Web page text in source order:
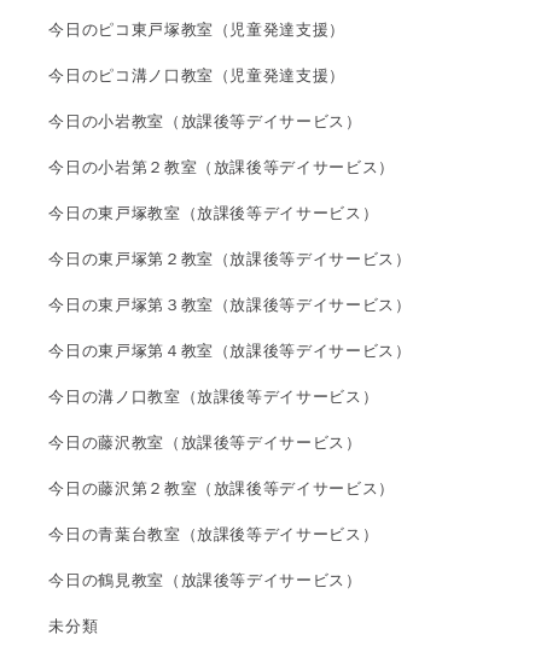
今日のピコ東戸塚教室（児童発達支援）
今日のピコ溝ノ口教室（児童発達支援）
今日の小岩教室（放課後等デイサービス）
今日の小岩第２教室（放課後等デイサービス）
今日の東戸塚教室（放課後等デイサービス）
今日の東戸塚第２教室（放課後等デイサービス）
今日の東戸塚第３教室（放課後等デイサービス）
今日の東戸塚第４教室（放課後等デイサービス）
今日の溝ノ口教室（放課後等デイサービス）
今日の藤沢教室（放課後等デイサービス）
今日の藤沢第２教室（放課後等デイサービス）
今日の青葉台教室（放課後等デイサービス）
今日の鶴見教室（放課後等デイサービス）
未分類